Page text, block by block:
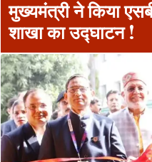
मुख्यमंत्री ने किया
शाखा का उद्घाटन !